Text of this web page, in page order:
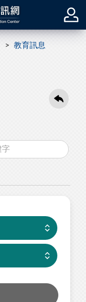
教育訊息